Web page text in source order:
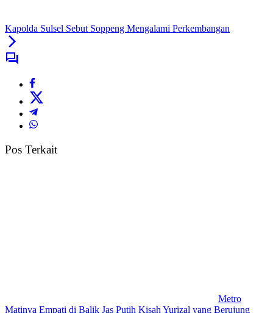
Kapolda Sulsel Sebut Soppeng Mengalami Perkembangan
Pos Terkait
Metro
Matinya Empati di Balik Jas Putih Kisah Yurizal yang Berujung